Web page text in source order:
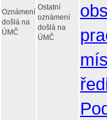
Oznámení
došlá na
ÚMČ
Ostatní
oznámení
došlá na
ÚMČ